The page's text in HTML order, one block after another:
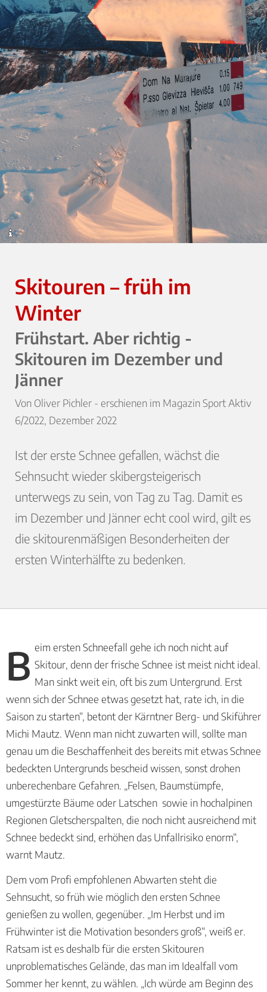
Skitouren – früh im
Winter
Frühstart. Aber richtig -
Skitouren im Dezember und
Jänner
Von Oliver Pichler - erschienen im Magazin Sport Aktiv
6/2022, Dezember 2022
Ist der erste Schnee gefallen, wächst die
Sehnsucht wieder skibergsteigerisch
unterwegs zu sein, von Tag zu Tag. Damit es
im Dezember und Jänner echt cool wird, gilt es
die skitourenmäßigen Besonderheiten der
ersten Winterhälfte zu bedenken.
Beim ersten Schneefall gehe ich noch nicht auf Skitour, denn der frische Schnee ist meist nicht ideal.
Man sinkt weit ein, oft bis zum Untergrund. Erst
wenn sich der Schnee etwas gesetzt hat, rate ich, in die
Saison zu starten“, betont der Kärntner Berg- und Skiführer
Michi Mautz. Wenn man nicht zuwarten will, sollte man
genau um die Beschaffenheit des bereits mit etwas Schnee
bedeckten Untergrunds bescheid wissen, sonst drohen
unberechenbare Gefahren. „Felsen, Baumstümpfe,
umgestürzte Bäume oder Latschen sowie in hochalpinen
Regionen Gletscherspalten, die noch nicht ausreichend mit
Schnee bedeckt sind, erhöhen das Unfallrisiko enorm“,
warnt Mautz.
Dem vom Profi empfohlenen Abwarten steht die
Sehnsucht, so früh wie möglich den ersten Schnee
genießen zu wollen, gegenüber. „Im Herbst und im
Frühwinter ist die Motivation besonders groß“, weiß er.
Ratsam ist es deshalb für die ersten Skitouren
unproblematisches Gelände, das man im Idealfall vom
Sommer her kennt, zu wählen. „Ich würde am Beginn des